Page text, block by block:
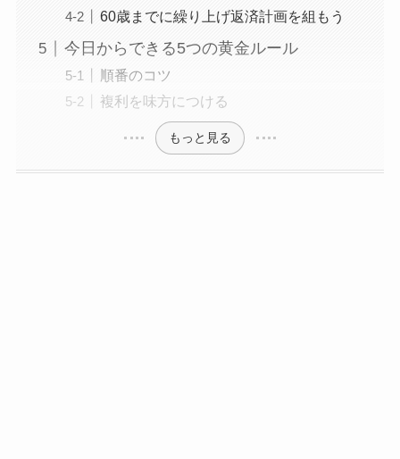
60歳までに繰り上げ返済計画を組もう
今日からできる5つの黄金ルール
順番のコツ
複利を味方につける
もっと見る